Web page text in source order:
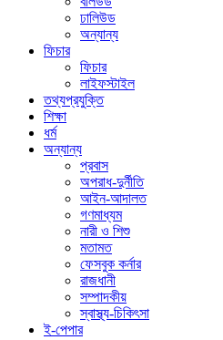
ঢালিউড
অন্যান্য
ফিচার
ফিচার
লাইফস্টাইল
তথ্যপ্রযুক্তি
শিক্ষা
ধর্ম
অন্যান্য
প্রবাস
অপরাধ-দুর্নীতি
আইন-আদালত
গণমাধ্যম
নারী ও শিশু
মতামত
ফেসবুক কর্নার
রাজধানী
সম্পাদকীয়
স্বাস্থ্য-চিকিৎসা
ই-পেপার